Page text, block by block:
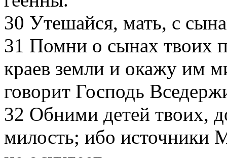
30 Утешайся, мать, с
31 Помни о сынах твоих
краев земли и окажу им
говорит Господь
32 Обними детей твоих,
милость; ибо источники